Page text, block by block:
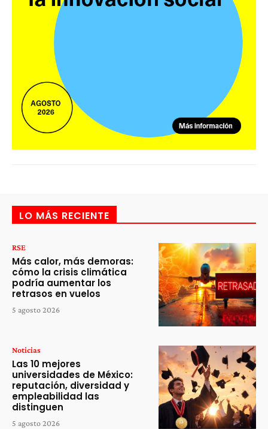
LO MÁS RECIENTE
RSE
Más calor, más demoras:
cómo la crisis climática
podría aumentar los
retrasos en vuelos
5 agosto 2026
Noticias
Las 10 mejores
universidades de México:
reputación, diversidad y
empleabilidad las
distinguen
5 agosto 2026